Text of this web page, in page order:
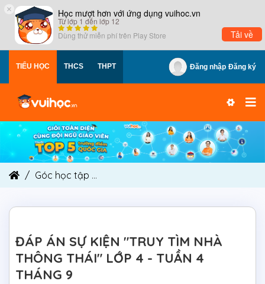
× Học mượt hơn với ứng dụng vuihoc.vn
Từ lớp 1 đến lớp 12
Dùng thử miễn phí trên Play Store Tải về
TIỂU HỌC THCS THPT Đăng nhập Đăng ký
Góc học tập
ĐÁP ÁN SỰ KIỆN "TRUY TÌM NHÀ
THÔNG THÁI" LỚP 4 - TUẦN 4
THÁNG 9